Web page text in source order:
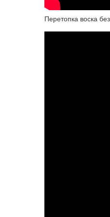
Перетопка воска